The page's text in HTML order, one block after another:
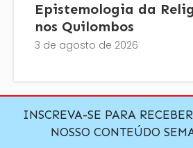
Epistemologia da
nos Quilombos
3 de agosto de 2026
INSCREVA-SE PARA
NOSSO CONTEÚDO